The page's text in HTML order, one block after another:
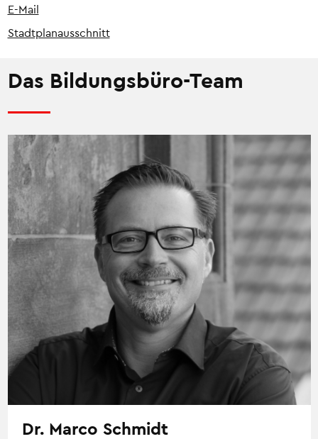
E-Mail
Stadtplanausschnitt
Das Bildungsbüro-Team
Dr. Marco Schmidt